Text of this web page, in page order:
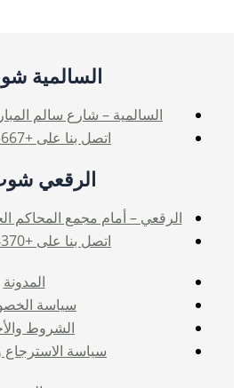
السالمية
السالمية – شارع سالم
اتصل بنا على +96550883667
الرقعي
الرقعي – أمام مجمع المحاكم
اتصل بنا على +96551124370
المدونة
سياسة
الشروط
سياسة الاسترجاع